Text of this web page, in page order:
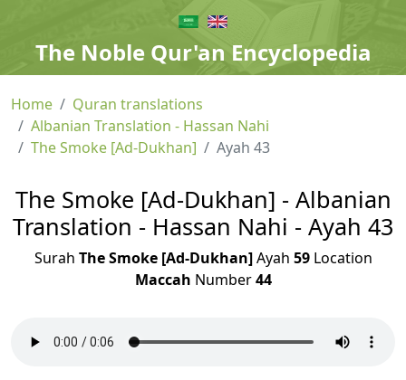
The Noble Qur'an Encyclopedia
Home
Quran translations
Albanian Translation - Hassan Nahi
The Smoke [Ad-Dukhan]
Ayah 43
The Smoke [Ad-Dukhan] - Albanian
Translation - Hassan Nahi - Ayah 43
Surah The Smoke [Ad-Dukhan]Ayah 59Location
Maccah Number44